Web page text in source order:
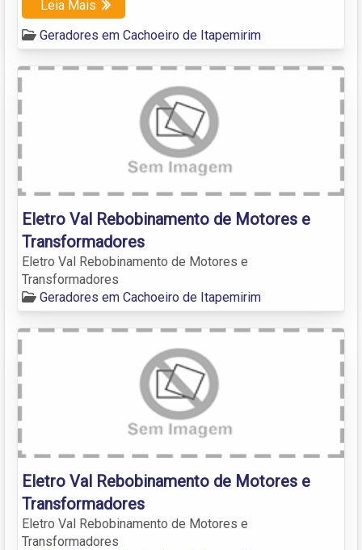
Leia Mais
Geradores em Cachoeiro de Itapemirim
Eletro Val Rebobinamento de Motores e
Transformadores
Eletro Val Rebobinamento de Motores e
Transformadores
Geradores em Cachoeiro de Itapemirim
Eletro Val Rebobinamento de Motores e
Transformadores
Eletro Val Rebobinamento de Motores e
Transformadores